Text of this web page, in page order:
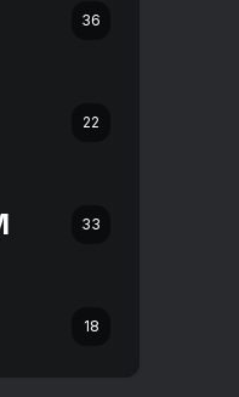
36
22
33
18